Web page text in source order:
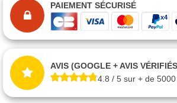
PAIEMENT SÉCURISÉ
AVIS (GOOGLE + AVIS
4.8 / 5 sur + de